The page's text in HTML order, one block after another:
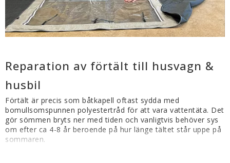
kardborreinfästning.
Ändringar i utförande
Tvätt & impregnering
Reparation av förtält till husvagn &
husbil
Förtält är precis som båtkapell oftast sydda med
bomullsomspunnen polyestertråd för att vara vattentäta. Det
gör sömmen bryts ner med tiden och vanligtvis behöver sys
om efter ca 4-8 år beroende på hur länge tältet står uppe på
sommaren.